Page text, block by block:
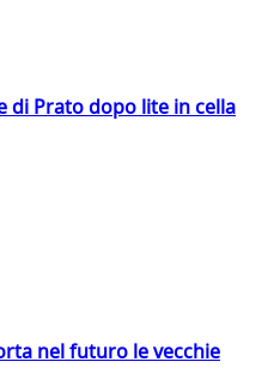
di Prato dopo lite in cella
nel futuro le vecchie